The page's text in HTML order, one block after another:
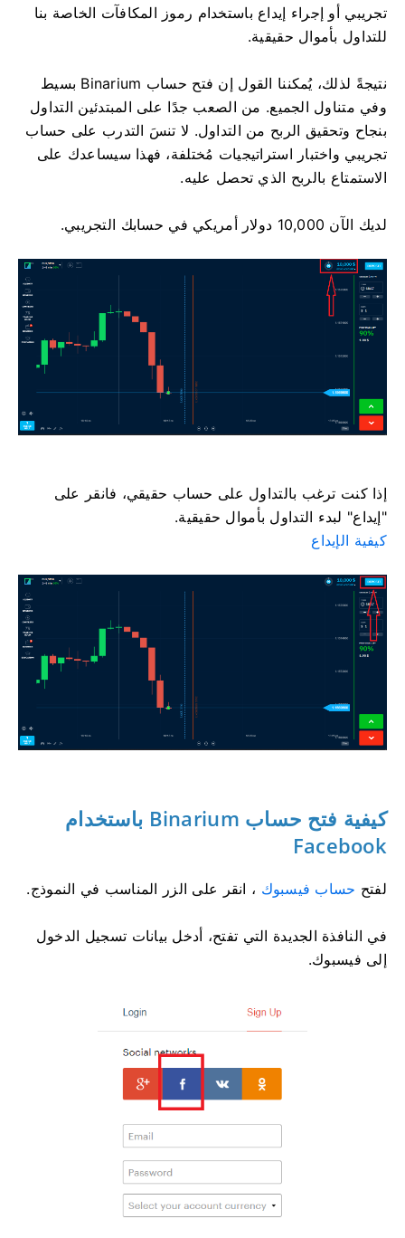
تجريبي أو إجراء إيداع باستخدام رموز المكافآت الخاصة بنا
للتداول بأموال حقيقية.
نتيجةً لذلك، يُمكننا القول إن فتح حساب Binarium بسيط
وفي متناول الجميع. من الصعب جدًا على المبتدئين التداول
بنجاح وتحقيق الربح من التداول. لا تنسَ التدرب على حساب
تجريبي واختبار استراتيجيات مُختلفة، فهذا سيساعدك على
الاستمتاع بالربح الذي تحصل عليه.
لديك الآن 10,000 دولار أمريكي في حسابك التجريبي.
إذا كنت ترغب بالتداول على حساب حقيقي، فانقر على
"إيداع" لبدء التداول بأموال حقيقية.
كيفية الإيداع
كيفية فتح حساب Binarium باستخدام
Facebook
لفتح حساب فيسبوك ، انقر على الزر المناسب في النموذج.
في النافذة الجديدة التي تفتح، أدخل بيانات تسجيل الدخول
إلى فيسبوك.